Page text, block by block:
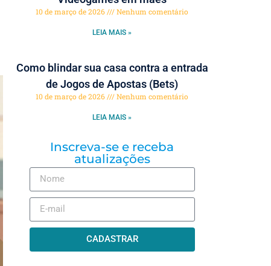
10 de março de 2026 Nenhum comentário
LEIA MAIS »
Como blindar sua casa contra a entrada
de Jogos de Apostas (Bets)
10 de março de 2026 Nenhum comentário
LEIA MAIS »
Inscreva-se e receba
atualizações
CADASTRAR